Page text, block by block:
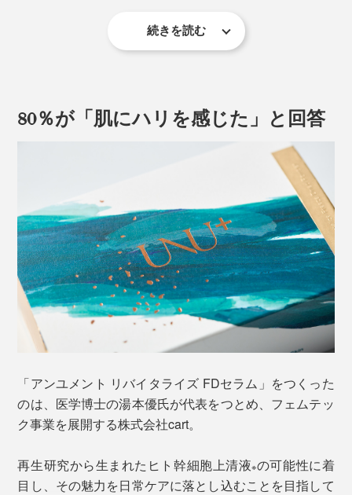
この臍帯から「幹細胞」を採取し培養。検査を繰り返し
こだわりの抽出方法により、微細な不純物も徹底洗浄。
成分をほぼ損なうことなく、フリーズドライしているの
ン、シリコーン、鉱物油、合成香料 、合成着色料、遺
伝子組み換え成分は使用していません。
香りは、天然精油100％。いわゆる化粧品ぽい華やかな
香りではなく、イヤな原料臭も感じさせない、柔らかで
です。
内容量は3ml（1ml×3回分）。早く確実に実感できるよ
＜使い方＞
STEP.1
使用直前に、１剤（FDパウダー）の中に、2剤（エッセ
ンス）を全量入れ、付属のキャップを閉めて、振り混ぜ
続きを読む
80％が「肌にハリを感じた」と回答
「アンユメント リバイタライズ FDセラム」をつくった
のは、医学博士の湯本優氏が代表をつとめ、フェムテッ
ク事業を展開する株式会社cart。
再生研究から生まれたヒト幹細胞上清液※の可能性に着
目し、その魅力を日常ケアに落とし込むことを目指して